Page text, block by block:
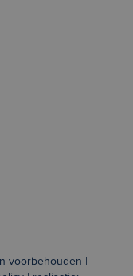
voorbehouden |